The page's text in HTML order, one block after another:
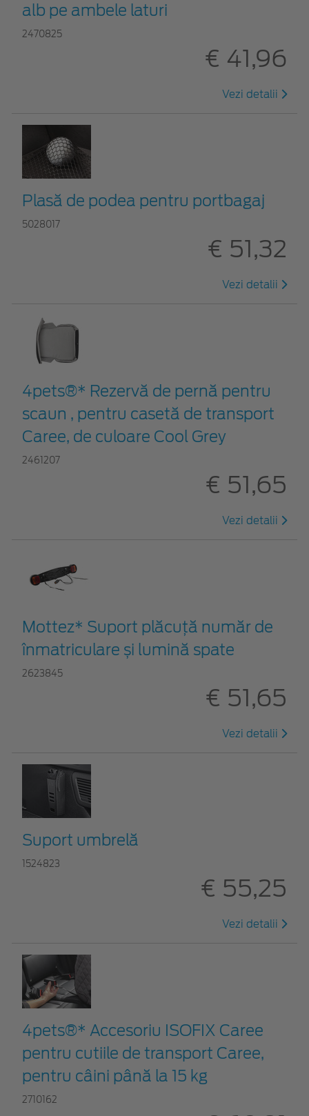
alb pe ambele laturi
2470825
€ 41,96
Vezi detalii
Plasă de podea pentru portbagaj
5028017
€ 51,32
Vezi detalii
4pets®* Rezervă de pernă pentru
scaun , pentru casetă de transport
Caree, de culoare Cool Grey
2461207
€ 51,65
Vezi detalii
Mottez* Suport plăcuță număr de
înmatriculare și lumină spate
2623845
€ 51,65
Vezi detalii
Suport umbrelă
1524823
€ 55,25
Vezi detalii
4pets®* Accesoriu ISOFIX Caree
pentru cutiile de transport Caree,
pentru câini până la 15 kg
2710162